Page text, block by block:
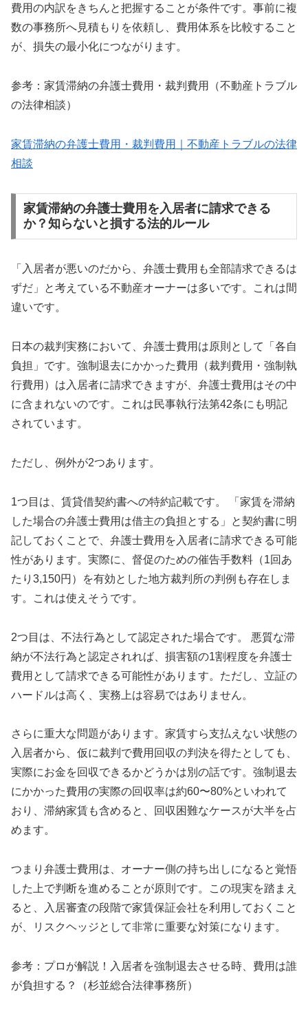
費用の内訳をきちんと把握することが条件です。事前に複
数の事務所へ見積もりを依頼し、費用体系を比較すること
が、損失の最小化につながります。
参考：家賃滞納の弁護士費用・裁判費用（不動産トラブル
の法律相談）
家賃滞納の弁護士費用・裁判費用｜不動産トラブルの法律
相談
家賃滞納の弁護士費用を入居者に請求できる
か？知らないと損する法的ルール
「入居者が悪いのだから、弁護士費用も全部請求できるは
ずだ」と考えている不動産オーナーは多いです。これは間
違いです。
日本の裁判実務において、弁護士費用は原則として「各自
負担」です。強制退去にかかった費用（裁判費用・強制執
行費用）は入居者に請求できますが、弁護士費用はその中
に含まれないのです。これは民事執行法第42条にも明記
されています。
ただし、例外が2つあります。
1つ目は、賃貸借契約書への特約記載です。 「家賃を滞納
した場合の弁護士費用は借主の負担とする」と契約書に明
記しておくことで、弁護士費用を入居者に請求できる可能
性があります。実際に、督促のための催告手数料（1回あ
たり3,150円）を有効とした地方裁判所の判例も存在しま
す。これは使えそうです。
2つ目は、不法行為として認定された場合です。 悪質な滞
納が不法行為と認定されれば、損害額の1割程度を弁護士
費用として請求できる可能性があります。ただし、立証の
ハードルは高く、実務上は容易ではありません。
さらに重大な問題があります。家賃すら支払えない状態の
入居者から、仮に裁判で費用回収の判決を得たとしても、
実際にお金を回収できるかどうかは別の話です。強制退去
にかかった費用の実際の回収率は約60〜80%といわれて
おり、滞納家賃も含めると、回収困難なケースが大半を占
めます。
つまり弁護士費用は、オーナー側の持ち出しになると覚悟
した上で判断を進めることが原則です。この現実を踏まえ
ると、入居審査の段階で家賃保証会社を利用しておくこと
が、リスクヘッジとして非常に重要な対策になります。
参考：プロが解説！入居者を強制退去させる時、費用は誰
が負担する？（杉並総合法律事務所）